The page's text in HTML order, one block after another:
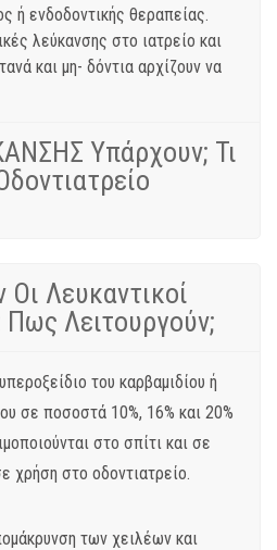
ή ενδοδοντικής θεραπείας.
λεύκανσης στο ιατρείο και
και μη- δόντια αρχίζουν να
Υπάρχουν; Τι
Οι Λευκαντικοί
Πως Λειτουργούν;
του καρβαμιδίου ή
σε ποσοστά 10%, 16% και 20%
στο σπίτι και σε
χρήση στο οδοντιατρείο.
των χειλέων και